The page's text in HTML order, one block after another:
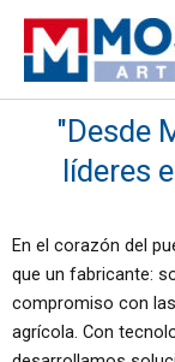
contenido
"Desde
líderes
En el corazón del
que un fabricante:
compromiso con
agrícola. Con